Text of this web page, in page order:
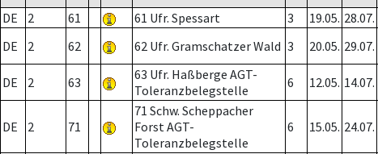
DE
2 61 61 Ufr. Spessart 3 19.05. 28.07.
DE
2 62 62 Ufr. Gramschatzer Wald 3 20.05. 29.07.
DE 2 63
63 Ufr. Haßberge AGT-
Toleranzbelegstelle
6 12.05. 14.07.
DE 2 71
71 Schw. Scheppacher
Forst AGT-
Toleranzbelegstelle
6 15.05. 24.07.